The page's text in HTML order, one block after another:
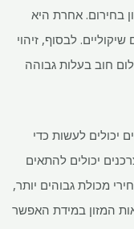
בחירום. אחרת היא
לבסוף, זיהוי
חוב בעלות גבוהה
לעשות כדי
יכולים להתאים
מכולת גבוהים יותר,
המזון במידת האפשר